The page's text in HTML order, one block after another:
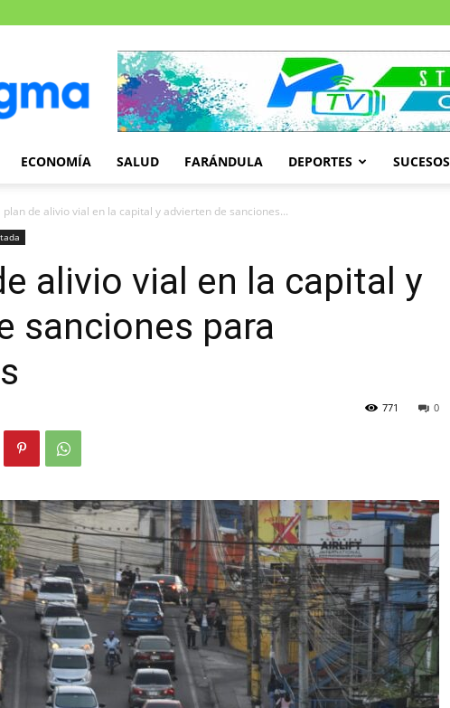
ECONOMÍA SALUD FARÁNDULA DEPORTES SUCESOS
plan de alivio vial en la capital y advierten de sanciones...
alivio vial en la capital y
sanciones para
0
771